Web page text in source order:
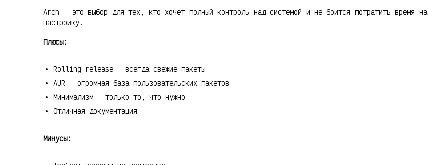
Arch — это выбор для тех, кто хочет полный контроль над системой и не боится потратить время на
настройку.
Плюсы:
Rolling release — всегда свежие пакеты
AUR — огромная база пользовательских пакетов
Минимализм — только то, что нужно
Отличная документация
Минусы: